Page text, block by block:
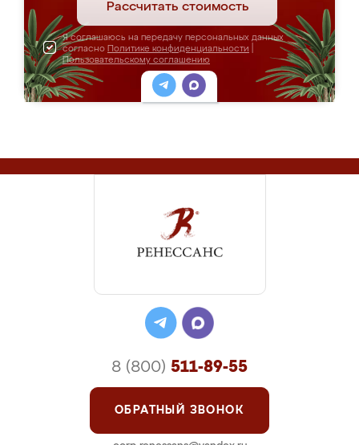
Рассчитать стоимость
Я соглашаюсь на передачу персональных данных
согласно Политике конфиденциальности
Пользовательскому соглашению
8 (800) 511-89-55
ОБРАТНЫЙ ЗВОНОК